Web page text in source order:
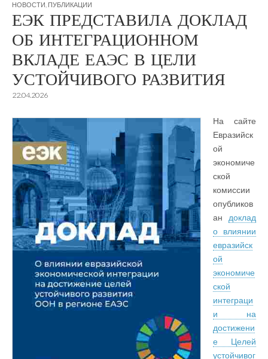
НОВОСТИ ПУБЛИКАЦИИ
ЕЭК ПРЕДСТАВИЛА ДОКЛАД
ОБ ИНТЕГРАЦИОННОМ
ВКЛАДЕ ЕАЭС В ЦЕЛИ
УСТОЙЧИВОГО РАЗВИТИЯ
22.04.2026
На сайте
Евразийск
ой
экономиче
ской
комиссии
опубликов
ан доклад
о влиянии
евразийск
ой
экономиче
ской
интеграци
и на
достижени
е Целей
устойчивог